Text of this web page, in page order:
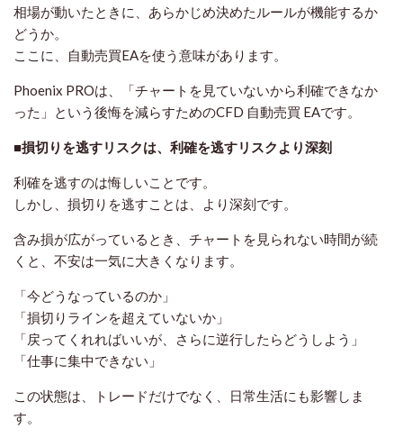
相場が動いたときに、あらかじめ決めたルールが機能するか
どうか。
ここに、自動売買EAを使う意味があります。
Phoenix PROは、「チャートを見ていないから利確できなか
った」という後悔を減らすためのCFD 自動売買 EAです。
■損切りを逃すリスクは、利確を逃すリスクより深刻
利確を逃すのは悔しいことです。
しかし、損切りを逃すことは、より深刻です。
含み損が広がっているとき、チャートを見られない時間が続
くと、不安は一気に大きくなります。
「今どうなっているのか」
「損切りラインを超えていないか」
「戻ってくれればいいが、さらに逆行したらどうしよう」
「仕事に集中できない」
この状態は、トレードだけでなく、日常生活にも影響しま
す。